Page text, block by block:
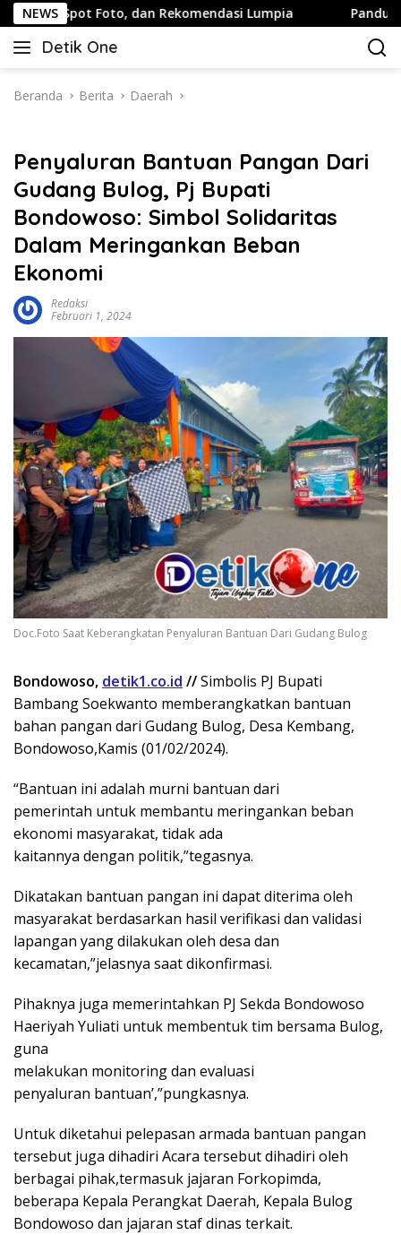
Langsung
ke
konten
NEWS
Foto, dan Rekomendasi Lumpia Panduan Wisata
Detik One
Tajam
Fakta
Beranda Berita Daerah
Penyaluran Bantuan Pangan Dari
Gudang Bulog, Pj Bupati
Bondowoso: Simbol Solidaritas
Dalam Meringankan Beban
Ekonomi
Redaksi
Februari 1, 2024
Doc.Foto Saat Keberangkatan Penyaluran Bantuan Dari Gudang Bulog
Bondowoso, detik1.co.id //Simbolis PJ Bupati
Bambang Soekwanto memberangkatkan bantuan
bahan pangan dari Gudang Bulog, Desa Kembang,
Bondowoso,Kamis (01/02/2024).
“Bantuan ini adalah murni bantuan dari
pemerintah untuk membantu meringankan beban
ekonomi masyarakat, tidak ada
kaitannya dengan politik,”tegasnya.
Dikatakan bantuan pangan ini dapat diterima oleh
masyarakat berdasarkan hasil verifikasi dan validasi
lapangan yang dilakukan oleh desa dan
kecamatan,”jelasnya saat dikonfirmasi.
Pihaknya juga memerintahkan PJ Sekda Bondowoso
Haeriyah Yuliati untuk membentuk tim bersama Bulog,
guna
melakukan monitoring dan evaluasi
penyaluran bantuan’,”pungkasnya.
Untuk diketahui pelepasan armada bantuan pangan
tersebut juga dihadiri Acara tersebut dihadiri oleh
berbagai pihak,termasuk jajaran Forkopimda,
beberapa Kepala Perangkat Daerah, Kepala Bulog
Bondowoso dan jajaran staf dinas terkait.